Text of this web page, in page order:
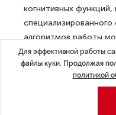
когнитивных
специализированного
алгоритмов работы
нефтегазовой
прохождение двух
на концентрацию
Для эффективной работы
файлы куки. Продолжая
политикой